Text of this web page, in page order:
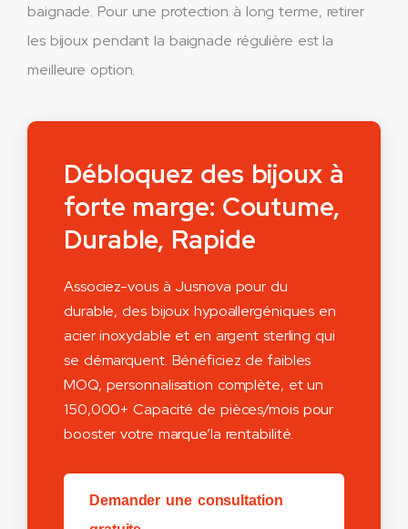
baignade. Pour une protection à long terme, retirer
les bijoux pendant la baignade régulière est la
meilleure option.
Débloquez des bijoux à
forte marge: Coutume,
Durable, Rapide
Associez-vous à Jusnova pour du
durable, des bijoux hypoallergéniques en
acier inoxydable et en argent sterling qui
se démarquent. Bénéficiez de faibles
MOQ, personnalisation complète, et un
150,000+ Capacité de pièces/mois pour
booster votre marque’la rentabilité.
Demander une consultation